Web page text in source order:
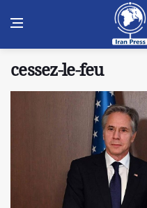
cessez-le-feu